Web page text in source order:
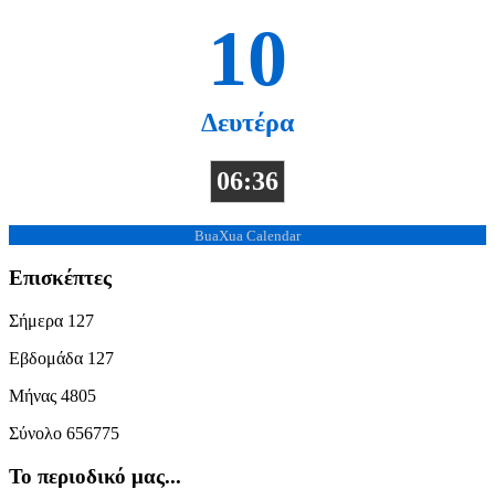
10
Δευτέρα
06:36
BuaXua Calendar
Επισκέπτες
Σήμερα 127
Εβδομάδα 127
Μήνας 4805
Σύνολο 656775
Το περιοδικό μας...